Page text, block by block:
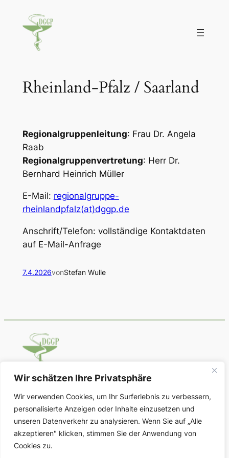
Wir schätzen Ihre Privatsphäre
Wir verwenden Cookies, um Ihr Surferlebnis zu verbessern,
personalisierte Anzeigen oder Inhalte einzusetzen und
unseren Datenverkehr zu analysieren. Wenn Sie auf „Alle
akzeptieren" klicken, stimmen Sie der Anwendung von
Cookies zu.
Inhalt
springen
Rheinland-Pfalz / Saarland
Regionalgruppenleitung: Frau Dr. Angela
Raab
Regionalgruppenvertretung: Herr Dr.
Bernhard Heinrich Müller
E-Mail: regionalgruppe-
rheinlandpfalz(at)dggp.de
Anschrift/Telefon: vollständige Kontaktdaten
auf E-Mail-Anfrage
7.4.2026vonStefan Wulle
Deutsche Gesellschaft für Geschichte
der Pharmazie
Über uns
Vorstand
Datenschutz Social